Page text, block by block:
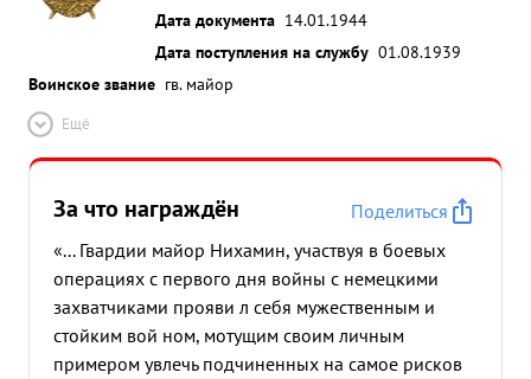
Дата документа 14.01.1944
Дата поступления на службу 01.08.1939
Воинское звание гв. майор
Ещё
За что награждён
Поделиться
«... Гвардии майор Нихамин, участвуя в боевых
операциях с первого дня войны с немецкими
захватчиками прояви л себя мужественным и
стойким вой ном, мотущим своим личным
примером увлечь подчиненных на самое рисков